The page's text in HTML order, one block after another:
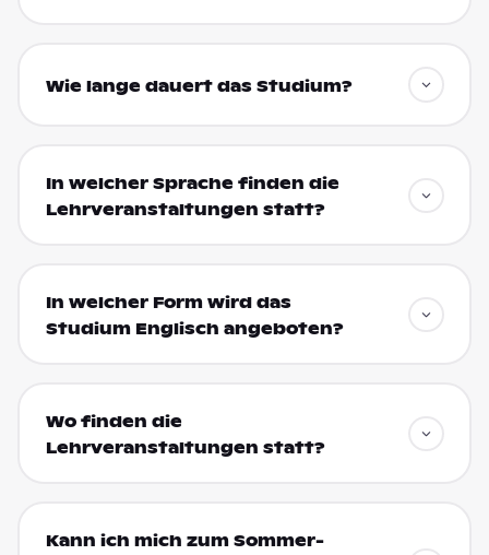
Wie lange dauert das Studium?
In welcher Sprache finden die
Lehrveranstaltungen statt?
In welcher Form wird das
Studium Englisch angeboten?
Wo finden die
Lehrveranstaltungen statt?
Kann ich mich zum Sommer-